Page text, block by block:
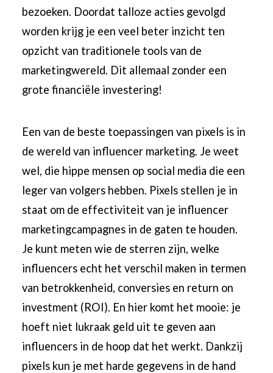
bezoeken. Doordat talloze acties gevolgd
worden krijg je een veel beter inzicht ten
opzicht van traditionele tools van de
marketingwereld. Dit allemaal zonder een
grote financiële investering!
Een van de beste toepassingen van pixels is in
de wereld van influencer marketing. Je weet
wel, die hippe mensen op social media die een
leger van volgers hebben. Pixels stellen je in
staat om de effectiviteit van je influencer
marketingcampagnes in de gaten te houden.
Je kunt meten wie de sterren zijn, welke
influencers echt het verschil maken in termen
van betrokkenheid, conversies en return on
investment (ROI). En hier komt het mooie: je
hoeft niet lukraak geld uit te geven aan
influencers in de hoop dat het werkt. Dankzij
pixels kun je met harde gegevens in de hand